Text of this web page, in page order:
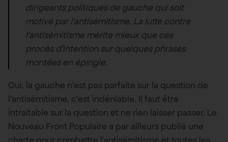
dirigeants politiques de gauche qui soit
motivé par l’antisémitisme. La lutte contre
l’antisémitisme mérite mieux que ces
procès d’intention sur quelques phrases
montées en épingle.
Oui, la gauche n’est pas parfaite sur la question de
l’antisémitisme, c’est indéniable. Il faut être
intraitable sur la question et ne rien laisser passer. Le
Nouveau Front Populaire a par ailleurs publié une